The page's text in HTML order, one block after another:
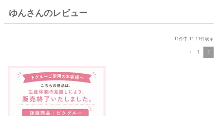
ゆんさんのレビュー
11件中 11-11件表示
1 2